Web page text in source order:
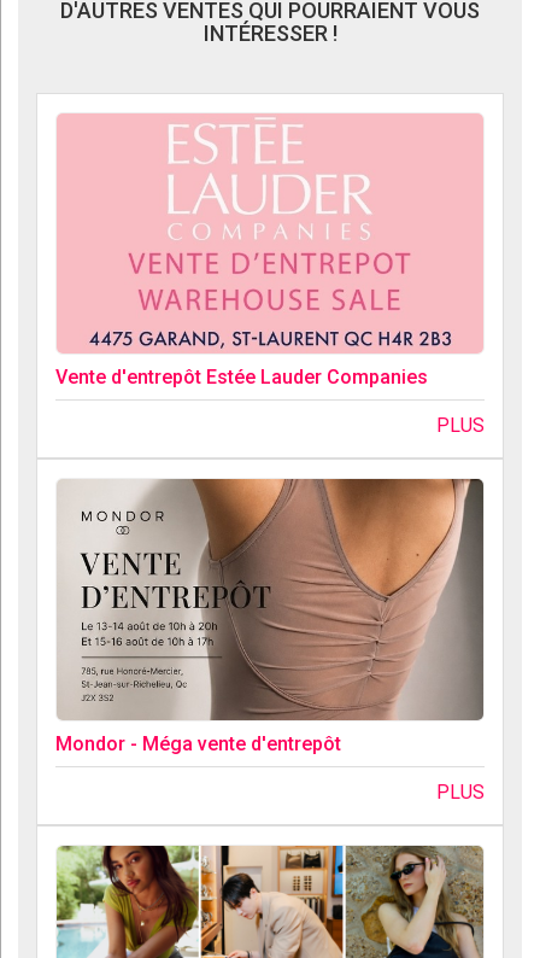
D'AUTRES VENTES QUI POURRAIENT VOUS
INTÉRESSER !
Vente d'entrepôt Estée Lauder Companies
PLUS
Mondor - Méga vente d'entrepôt
PLUS